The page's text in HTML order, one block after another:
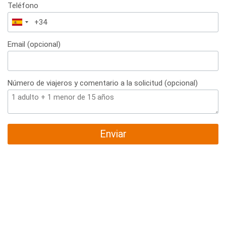
Teléfono
España
+34
Email (opcional)
Número de viajeros y comentario a la solicitud (opcional)
Enviar